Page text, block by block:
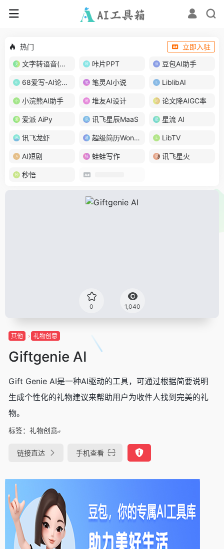
热门
立即入驻
文字转语音(琅琅配音)
咔片PPT 豆包AI助手
68爱写-AI论文写作 笔灵AI小说 LiblibAI
小浣熊AI助手 堆友AI设计 论文降AIGC率
爱派 AiPy 讯飞星辰MaaS 星流 AI
讯飞龙虾 超级简历WonderCV LibTV
AI短剧 蛙蛙写作 讯飞星火
秒悟
0 1,040
其他 礼物创意
Giftgenie AI
Gift Genie AI是一种AI驱动的工具，可通过根据简要说明
生成个性化的礼物建议来帮助用户为收件人找到完美的礼
物。
标签： 礼物创意
链接直达 手机查看